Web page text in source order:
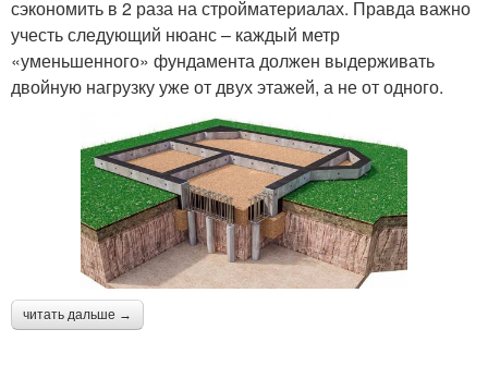
сэкономить в 2 раза на стройматериалах. Правда важно
учесть следующий нюанс – каждый метр
«уменьшенного» фундамента должен выдерживать
двойную нагрузку уже от двух этажей, а не от одного.
читать дальше →